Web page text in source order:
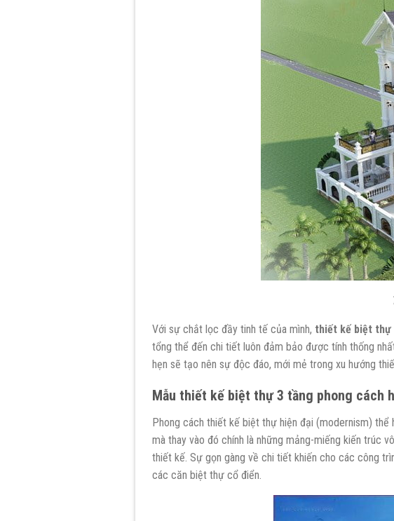
Với sự chắt lọc đầy tinh tế của mình, thiết kế biệt thự
tổng thể đến chi tiết luôn đảm bảo được tính thống
hẹn sẽ tạo nên sự độc đáo, mới mẻ trong xu hướng
Mẫu thiết kếbiệt thự3 tầng phong cách
Phong cách thiết kế biệt thự hiện đại (modernism) thể
mà thay vào đó chính là những mảng-miếng kiến trúc
thiết kế. Sự gọn gàng về chi tiết khiến cho các công
các căn biệt thự cổ điển.